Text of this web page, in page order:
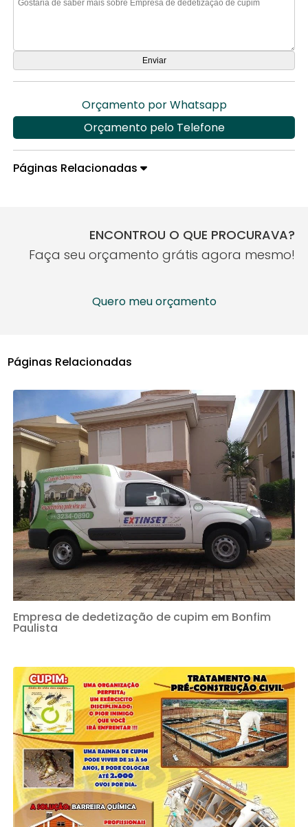
Orçamento por Whatsapp
Orçamento pelo Telefone
Páginas Relacionadas
ENCONTROU O QUE PROCURAVA?
Faça seu orçamento grátis agora mesmo!
Quero meu orçamento
Páginas Relacionadas
Empresa de dedetização de cupim em Bonfim
Paulista